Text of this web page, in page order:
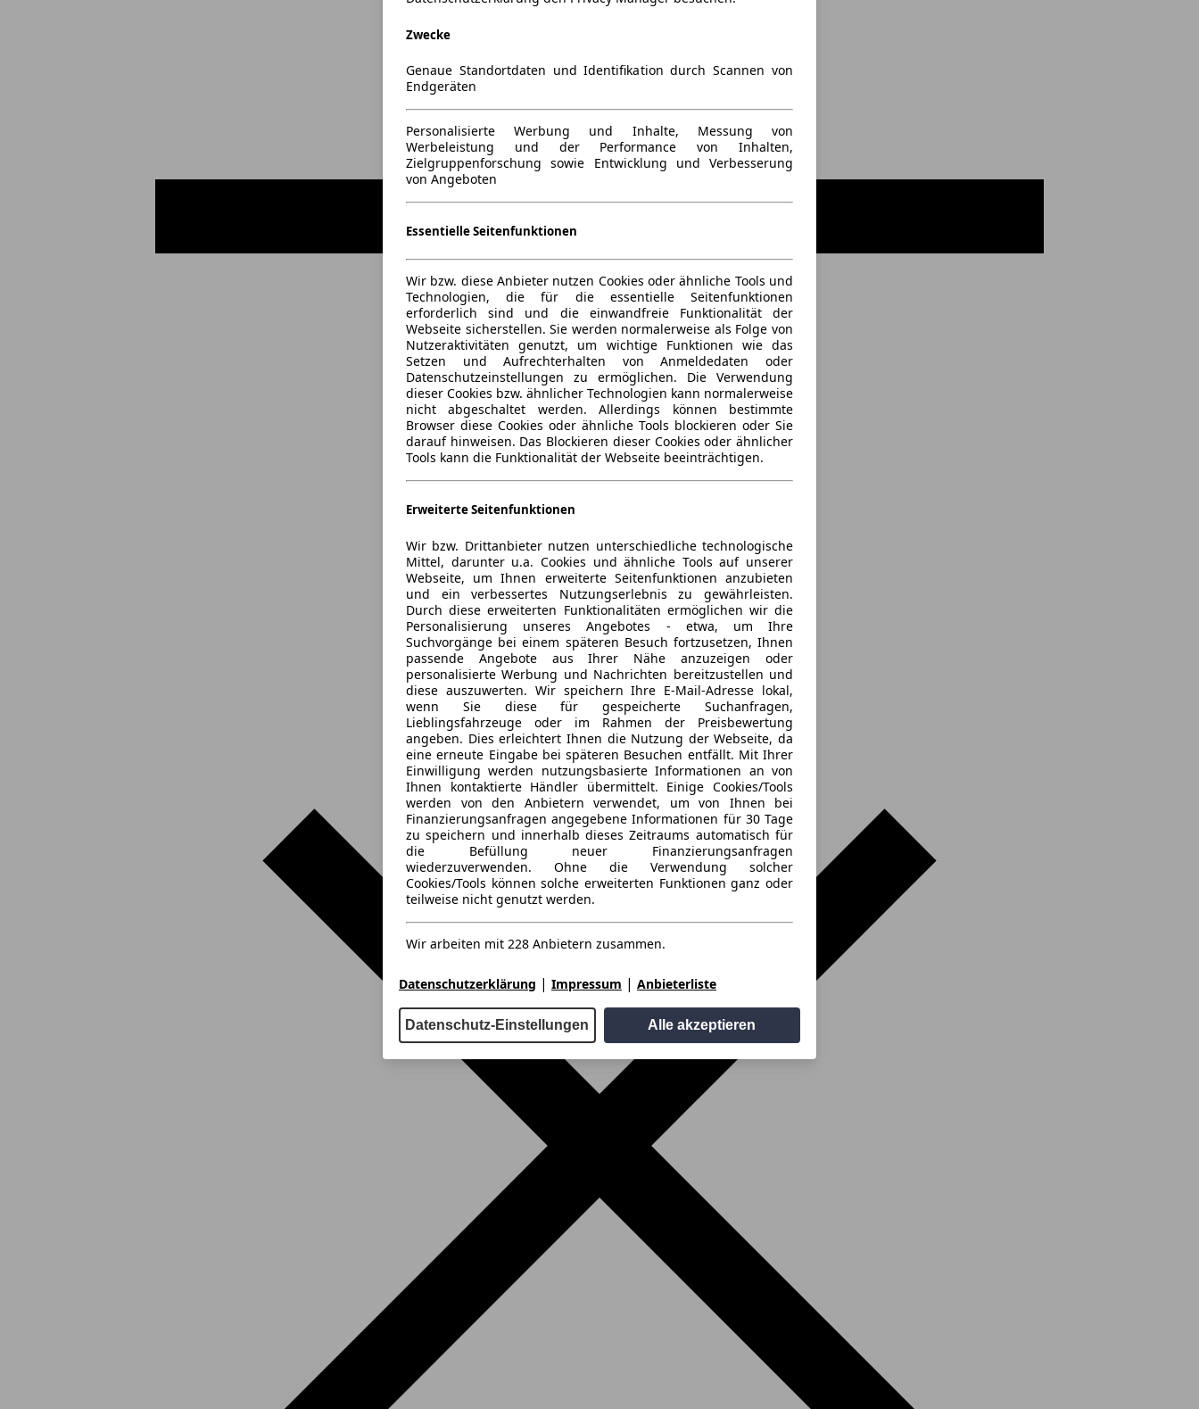
Zwecke
Genaue Standortdaten und Identifikation durch Scannen von
Endgeräten
Personalisierte Werbung und Inhalte, Messung von
Werbeleistung und der Performance von Inhalten,
Zielgruppenforschung sowie Entwicklung und Verbesserung
von Angeboten
Essentielle Seitenfunktionen
Wir bzw. diese Anbieter nutzen Cookies oder ähnliche Tools und
Technologien, die für die essentielle Seitenfunktionen
erforderlich sind und die einwandfreie Funktionalität der
Webseite sicherstellen. Sie werden normalerweise als Folge von
Nutzeraktivitäten genutzt, um wichtige Funktionen wie das
Setzen und Aufrechterhalten von Anmeldedaten oder
Datenschutzeinstellungen zu ermöglichen. Die Verwendung
dieser Cookies bzw. ähnlicher Technologien kann normalerweise
nicht abgeschaltet werden. Allerdings können bestimmte
Browser diese Cookies oder ähnliche Tools blockieren oder Sie
darauf hinweisen. Das Blockieren dieser Cookies oder ähnlicher
Tools kann die Funktionalität der Webseite beeinträchtigen.
Erweiterte Seitenfunktionen
Wir bzw. Drittanbieter nutzen unterschiedliche technologische
Mittel, darunter u.a. Cookies und ähnliche Tools auf unserer
Webseite, um Ihnen erweiterte Seitenfunktionen anzubieten
und ein verbessertes Nutzungserlebnis zu gewährleisten.
Durch diese erweiterten Funktionalitäten ermöglichen wir die
Personalisierung unseres Angebotes - etwa, um Ihre
Suchvorgänge bei einem späteren Besuch fortzusetzen, Ihnen
passende Angebote aus Ihrer Nähe anzuzeigen oder
personalisierte Werbung und Nachrichten bereitzustellen und
diese auszuwerten. Wir speichern Ihre E-Mail-Adresse lokal,
wenn Sie diese für gespeicherte Suchanfragen,
Lieblingsfahrzeuge oder im Rahmen der Preisbewertung
angeben. Dies erleichtert Ihnen die Nutzung der Webseite, da
eine erneute Eingabe bei späteren Besuchen entfällt. Mit Ihrer
Einwilligung werden nutzungsbasierte Informationen an von
Ihnen kontaktierte Händler übermittelt. Einige Cookies/Tools
werden von den Anbietern verwendet, um von Ihnen bei
Finanzierungsanfragen angegebene Informationen für 30 Tage
zu speichern und innerhalb dieses Zeitraums automatisch für
die Befüllung neuer Finanzierungsanfragen
wiederzuverwenden. Ohne die Verwendung solcher
Cookies/Tools können solche erweiterten Funktionen ganz oder
teilweise nicht genutzt werden.
Wir arbeiten mit 228 Anbietern zusammen.
Datenschutzerklärung | Impressum | Anbieterliste
Datenschutz-Einstellungen Alle akzeptieren